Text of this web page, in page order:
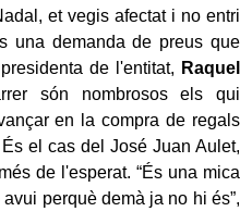
et vegis afectat i no entri
una demanda de preus que
de l'entitat, Raquel
són nombrosos els qui
en la compra de regals
el cas del José Juan Aulet,
de l'esperat. “És una mica
perquè demà ja no hi és”,